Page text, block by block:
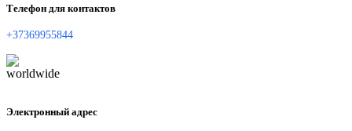
Телефон для контактов
+37369955844
Электронный адрес